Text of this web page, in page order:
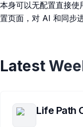
本身可以无配置直接使
置页面，对 AI 和同步
Latest
Life Path